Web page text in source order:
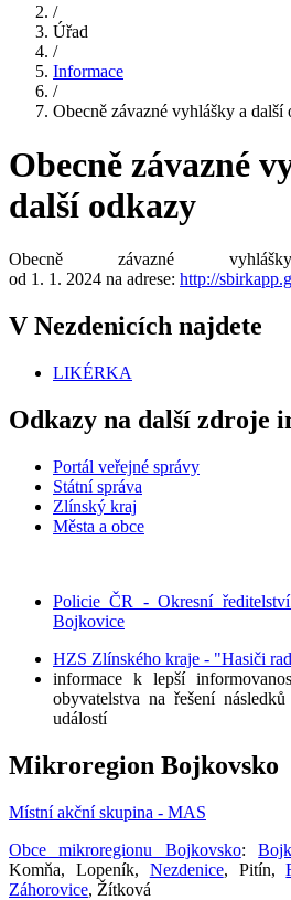
/
Úřad
/
Informace
/
Obecně závazné vyhlášky a další
Obecně závazné
další odkazy
Obecně závazné
od 1. 1. 2024 na adrese: http://
V Nezdenicích najdete
LIKÉRKA
Odkazy na další zdroje
Portál veřejné správy
Státní správa
Zlínský kraj
Města a obce
Policie ČR - Okresní
Bojkovice
HZS Zlínského kraje - "Hasiči
informace k lepší
obyvatelstva na řešení
událostí
Mikroregion Bojkovsko
Místní akční skupina - MAS
Obce mikroregionu Bojkovsko:
Komňa, Lopeník, Nezdenice, Pitín,
Záhorovice, Žítková